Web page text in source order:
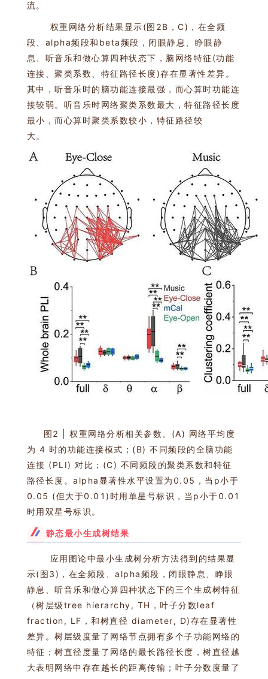
流。
权重网络分析结果显示(图2B，C)，在全频
段、alpha频段和beta频段，闭眼静息、睁眼静
息、听音乐和做心算四种状态下，脑网络特征(功能
连接、聚类系数、特征路径长度)存在显著性差异。
其中，听音乐时的脑功能连接最强，而心算时功能连
接较弱。听音乐时网络聚类系数最大，特征路径长度
最小，而心算时聚类系数较小，特征路径较
大。
图2 | 权重网络分析相关参数。(A) 网络平均度
为 4 时的功能连接模式；(B) 不同频段的全脑功能
连接 (PLI) 对比；(C) 不同频段的聚类系数和特征
路径长度。alpha显著性水平设置为0.05，当p小于
0.05 (但大于0.01)时用单星号标识，当p小于0.01
时用双星号标识。
静态最小生成树结果
应用图论中最小生成树分析方法得到的结果显
示(图3)，在全频段、alpha频段，闭眼静息、睁眼
静息、听音乐和做心算四种状态下的三个生成树特征
（树层级tree hierarchy, TH，叶子分数leaf
fraction, LF，和树直径 diameter, D)存在显著性
差异。树层级度量了网络节点拥有多个子功能网络的
特征；树直径度量了网络的最长路径长度，树直径越
大表明网络中存在越长的距离传输；叶子分数度量了